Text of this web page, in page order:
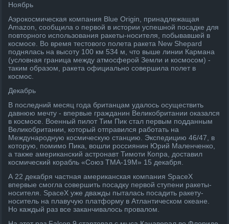
Ноябрь
Аэрокосмическая компания Blue Origin, принадлежащая
Amazon, сообщила о первой в истории успешной посадке для
повторного использования ракеты-носителя, побывавшей в
космосе. Во время тестового полета ракета New Shepard
поднялась на высоту 100 км 534 м, что выше линии Кармана
(условная граница между атмосферой Земли и космосом) -
таким образом, ракета официально совершила полет в
космос.
Декабрь
В последний месяц года британцам удалось осуществить
давнюю мечту - впервые гражданин Великобритании оказался
в космосе. Военный пилот Тим Пик стал первым подданным
Великобритании, который отправился работать на
Международную космическую станцию. Экспедицию 46/47, в
которую, помимо Пика, вошли россиянин Юрий Маленченко,
а также американский астронавт Тимоти Копра, доставил
космический корабль «Союз ТМА-19М» 15 декабря.
А 22 декабря частная американская компания SpaceX
впервые смогла совершить посадку первой ступени ракеты-
носителя. SpaceX уже дважды пыталась посадить ракету-
носитель на плавучую платформу в Атлантическом океане.
Но каждый раз все заканчивалось провалом.